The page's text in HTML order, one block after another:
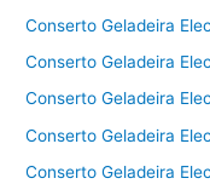
Conserto Geladeira
Conserto Geladeira
Conserto Geladeira
Conserto Geladeira
Conserto Geladeira